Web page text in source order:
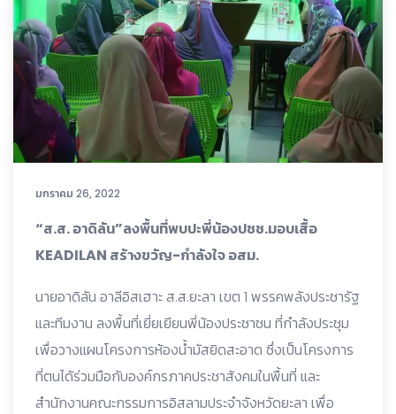
มกราคม 26, 2022
“ส.ส. อาดิลัน”ลงพื้นที่พบปะพี่น้องปชช.มอบเสื้อ
KEADILAN สร้างขวัญ-กำลังใจ อสม.
นายอาดิลัน อาลีอิสเฮาะ ส.ส.ยะลา เขต 1 พรรคพลังประชารัฐ
และทีมงาน ลงพื้นที่เยี่ยเยียนพี่น้องประชาชน ที่กำลังประชุม
เพื่อวางแผนโครงการห้องน้ำมัสยิดสะอาด ซึ่งเป็นโครงการ
ที่ตนได้ร่วมมือกับองค์กรภาคประชาสังคมในพื้นที่ และ
สำนักงานคณะกรรมการอิสลามประจำจังหวัดยะลา เพื่อ